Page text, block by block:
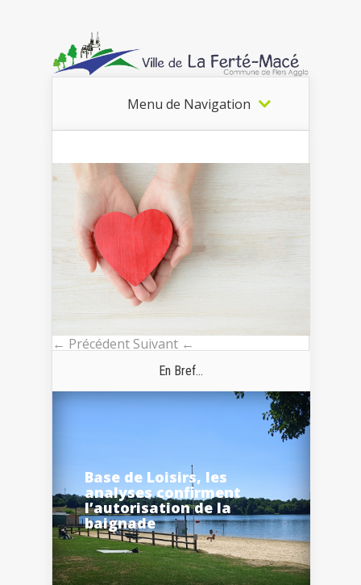
Menu de Navigation
← Précédent Suivant ←
En Bref...
Base de Loisirs, les
analyses confirment
l’autorisation de la
baignade